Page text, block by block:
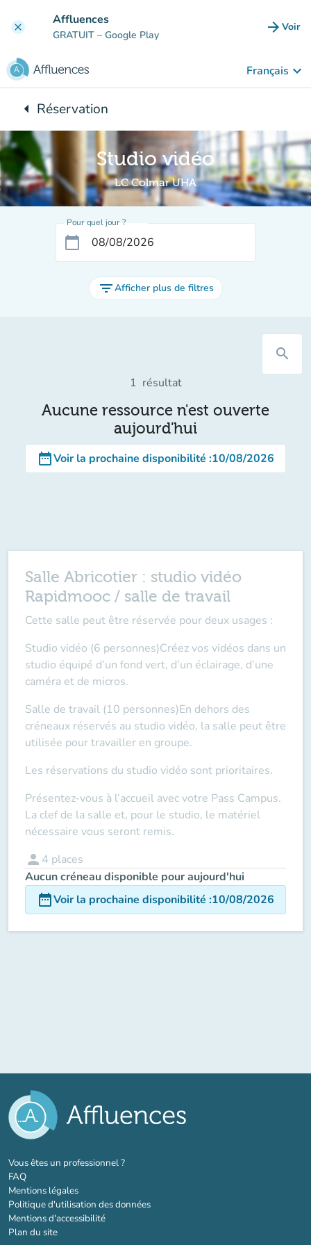
clear Affluences
GRATUIT – Google Play arrow_forward Voir
Français keyboard_arrow_down
arrow_leftRetour à :
Réservation
Studio vidéo
LC Colmar UHA
Pour quel jour ?
calendar_today
filter_listAfficher plus de filtres
search
1 résultat
Aucune ressource n'est ouverte
aujourd'hui
date_rangeVoir la prochaine disponibilité :10/08/2026
Salle Abricotier : studio vidéo
Rapidmooc / salle de travail
Cette salle peut être réservée pour deux usages :
Studio vidéo (6 personnes)Créez vos vidéos dans un
studio équipé d’un fond vert, d’un éclairage, d’une
caméra et de micros.
Salle de travail (10 personnes)En dehors des
créneaux réservés au studio vidéo, la salle peut être
utilisée pour travailler en groupe.
Les réservations du studio vidéo sont prioritaires.
Présentez-vous à l’accueil avec votre Pass Campus.
La clef de la salle et, pour le studio, le matériel
nécessaire vous seront remis.
person 4 places
Aucun créneau disponible pour aujourd'hui
date_rangeVoir la prochaine disponibilité :10/08/2026
Vous êtes un professionnel ?(nouvel onglet)
FAQ
Mentions légales
Politique d'utilisation des données
Mentions d'accessibilité
Plan du site